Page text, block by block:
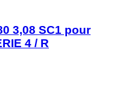
3,08 SC1 pour
4 / R